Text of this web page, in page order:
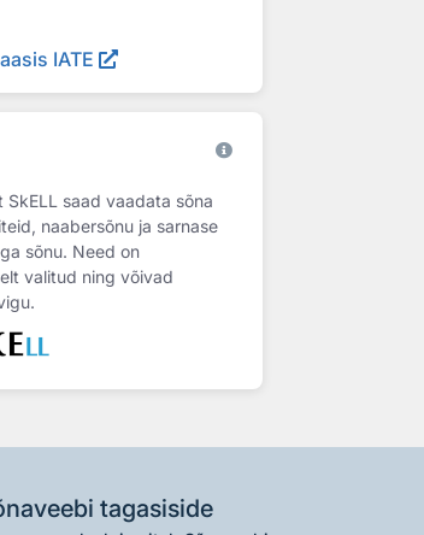
IATE
SkELL saad vaadata sõna
naabersõnu ja sarnase
sõnu. Need on
valitud ning võivad
tagasiside